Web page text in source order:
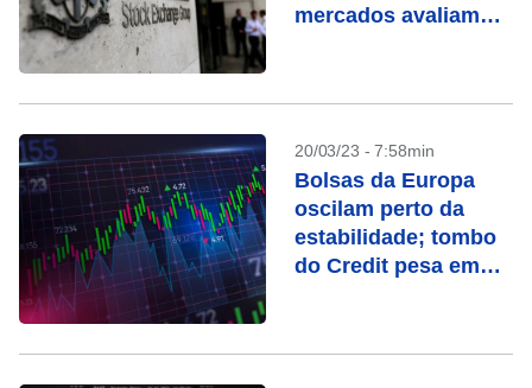
mercados avaliam
20/03/23 - 7:58min
Bolsas da Europa
oscilam perto da
estabilidade; tombo
do Credit pesa em